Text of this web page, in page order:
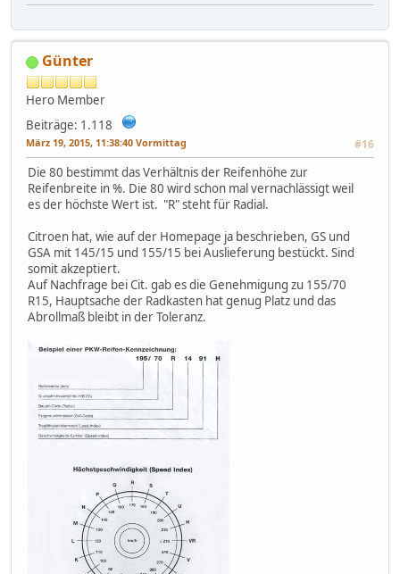
Günter
Hero Member
Beiträge: 1.118
März 19, 2015, 11:38:40 Vormittag #16
Die 80 bestimmt das Verhältnis der Reifenhöhe zur
Reifenbreite in %. Die 80 wird schon mal vernachlässigt weil
es der höchste Wert ist. "R" steht für Radial.
Citroen hat, wie auf der Homepage ja beschrieben, GS und
GSA mit 145/15 und 155/15 bei Auslieferung bestückt. Sind
somit akzeptiert.
Auf Nachfrage bei Cit. gab es die Genehmigung zu 155/70
R15, Hauptsache der Radkasten hat genug Platz und das
Abrollmaß bleibt in der Toleranz.